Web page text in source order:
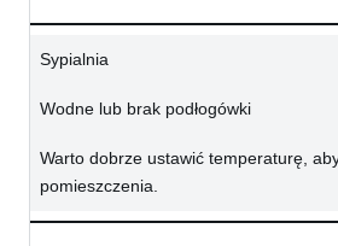
Sypialnia
Wodne lub brak podłogówki
Warto dobrze ustawić temperaturę,
pomieszczenia.